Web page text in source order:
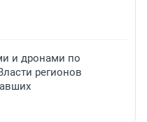
и дронами по
регионов